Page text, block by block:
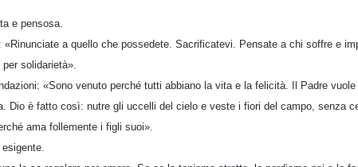
e pensosa.
«Rinunciate a quello che possedete. Sacrificatevi. Pensate a chi soffre e
solidarietà».
«Sono venuto perché tutti abbiano la vita e la felicità. Il Padre
Dio è fatto così: nutre gli uccelli del cielo e veste i fiori del campo, senza
ama follemente i figli suoi».
esigente.